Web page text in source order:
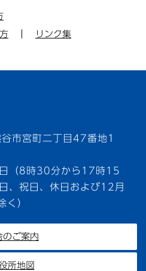
リンク集
市宮町二丁目47番地1
（8時30分から17時15
、祝日、休日および12月
く）
のご案内
所地図